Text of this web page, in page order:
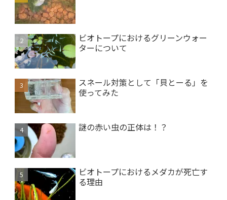
ビオトープにおけるグリーンウォー
ターについて
スネール対策として「貝とーる」を
使ってみた
謎の赤い虫の正体は！？
ビオトープにおけるメダカが死亡す
る理由